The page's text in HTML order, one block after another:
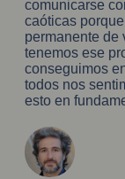
comunicarse
caóticas
permanente de
tenemos ese
conseguimos
todos nos
esto en